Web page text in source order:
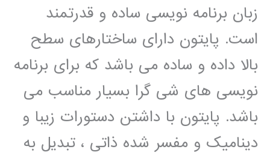
زبان برنامه نویسی ساده و قدرتمند
است. پایتون دارای ساختارهای سطح
بالا داده و ساده می باشد که برای برنامه
نویسی های شی گرا بسیار مناسب می
باشد. پایتون با داشتن دستورات زیبا و
دینامیک و مفسر شده ذاتی ، تبدیل به